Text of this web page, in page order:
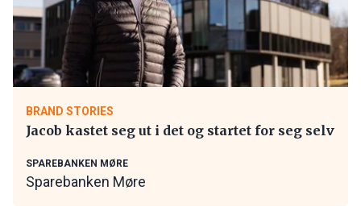
BRAND STORIES
Jacob kastet seg ut i det og startet for seg selv
SPAREBANKEN MØRE
Sparebanken Møre